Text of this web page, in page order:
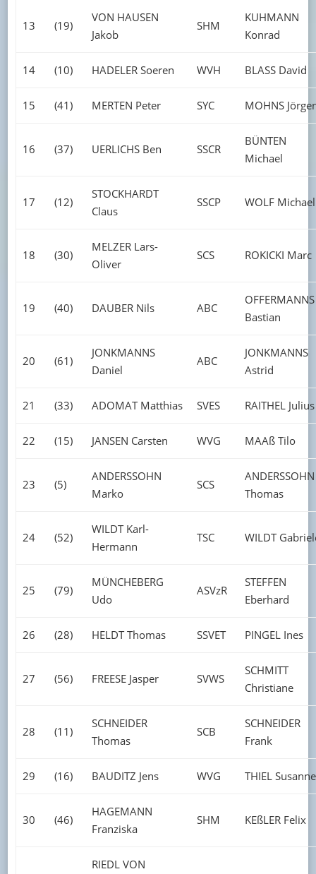
13 (19)
VON HAUSEN
Jakob
SHM
KUHMANN
Konrad
14 (10) HADELER Soeren WVH BLASS David
15 (41) MERTEN Peter SYC MOHNS
16 (37) UERLICHS Ben SSCR
BÜNTEN
Michael
17 (12)
STOCKHARDT
Claus
SSCP WOLF Michael
18 (30)
MELZER Lars-
Oliver
SCS ROKICKI Marc
19 (40) DAUBER Nils ABC
OFFERMANNS
Bastian
20 (61)
JONKMANNS
Daniel
ABC
JONKMANNS
Astrid
21 (33) ADOMAT Matthias SVES RAITHEL Julius
22 (15) JANSEN Carsten WVG MAAß Tilo
23 (5)
ANDERSSOHN
Marko
SCS
ANDERSSOHN
Thomas
24 (52)
WILDT Karl-
Hermann
TSC WILDT
25 (79)
MÜNCHEBERG
Udo
ASVzR
STEFFEN
Eberhard
26 (28) HELDT Thomas SSVET PINGEL Ines
27 (56) FREESE Jasper SVWS
SCHMITT
Christiane
28 (11)
SCHNEIDER
Thomas
SCB
SCHNEIDER
Frank
29 (16) BAUDITZ Jens WVG THIEL Susanne
30 (46)
HAGEMANN
Franziska
SHM KEßLER Felix
RIEDL VON